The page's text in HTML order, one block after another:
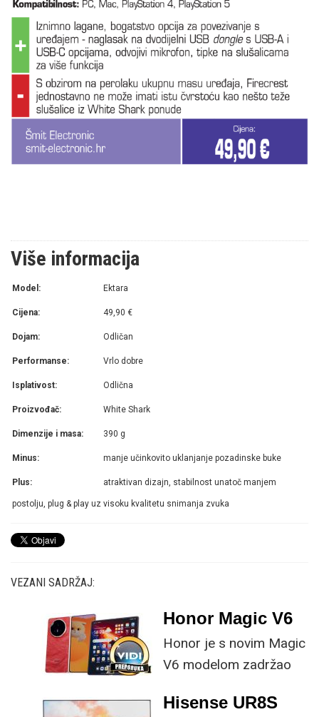
Više informacija
Model: Ektara
Cijena: 49,90 €
Dojam: Odličan
Performanse: Vrlo dobre
Isplativost: Odlična
Proizvođač: White Shark
Dimenzije i masa: 390 g
Minus: manje učinkovito uklanjanje pozadinske buke
Plus: atraktivan dizajn, stabilnost unatoč manjem
postolju, plug & play uz visoku kvalitetu snimanja zvuka
VEZANI SADRŽAJ:
Honor Magic V6
Honor je s novim Magic
V6 modelom zadržao
specifikacije, no
Hisense UR8S